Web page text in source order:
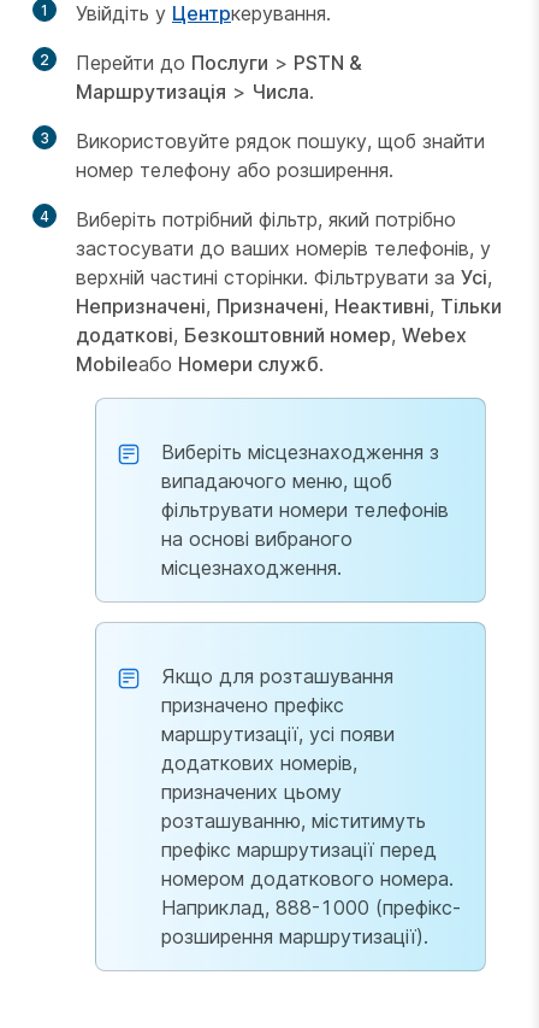
1 Увійдіть у Центркерування.
2 Перейти до Послуги > PSTN &
Маршрутизація > Числа.
3
Використовуйте рядок пошуку, щоб знайти
номер телефону або розширення.
4
Виберіть потрібний фільтр, який потрібно
застосувати до ваших номерів телефонів, у
верхній частині сторінки. Фільтрувати за Усі,
Непризначені, Призначені, Неактивні, Тільки
додаткові, Безкоштовний номер, Webex
Mobileабо Номери служб.
Виберіть місцезнаходження з
випадаючого меню, щоб
фільтрувати номери телефонів
на основі вибраного
місцезнаходження.
Якщо для розташування
призначено префікс
маршрутизації, усі появи
додаткових номерів,
призначених цьому
розташуванню, міститимуть
префікс маршрутизації перед
номером додаткового номера.
Наприклад, 888-1000 (префікс-
розширення маршрутизації).